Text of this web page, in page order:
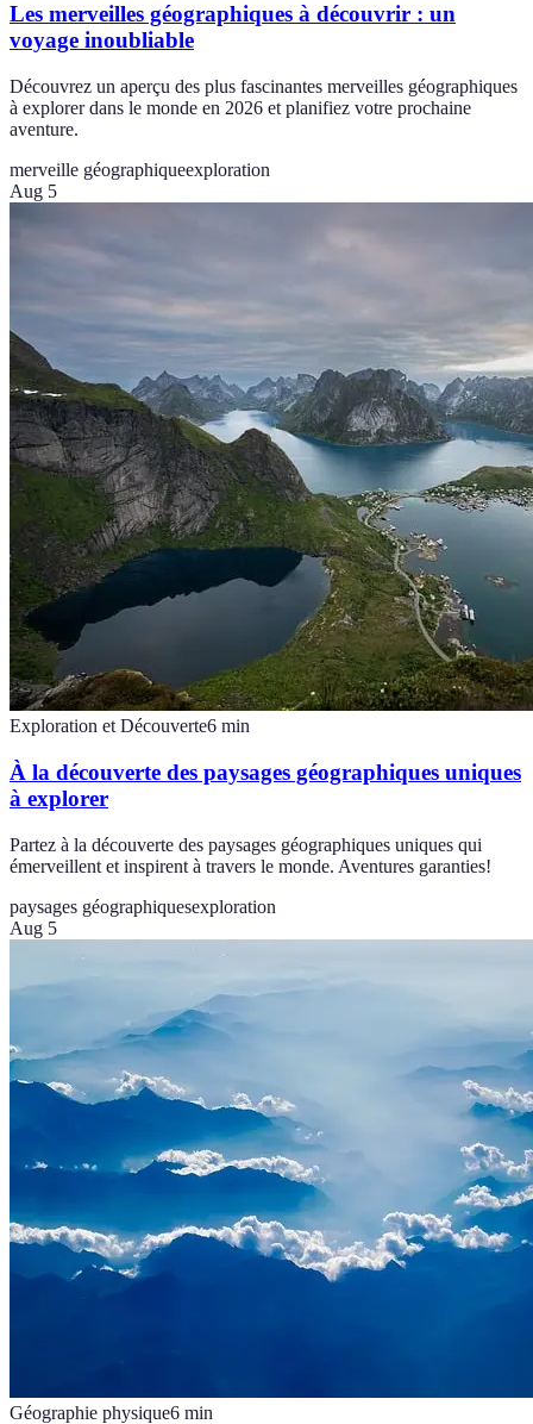
Les merveilles géographiques à découvrir : un
voyage inoubliable
Découvrez un aperçu des plus fascinantes merveilles géographiques
à explorer dans le monde en 2026 et planifiez votre prochaine
aventure.
merveille géographiqueexploration
Aug 5
Exploration et Découverte6 min
À la découverte des paysages géographiques uniques
à explorer
Partez à la découverte des paysages géographiques uniques qui
émerveillent et inspirent à travers le monde. Aventures garanties!
paysages géographiquesexploration
Aug 5
Géographie physique6 min